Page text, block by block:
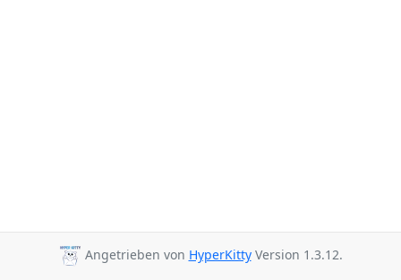
Angetrieben von HyperKittyVersion 1.3.12.